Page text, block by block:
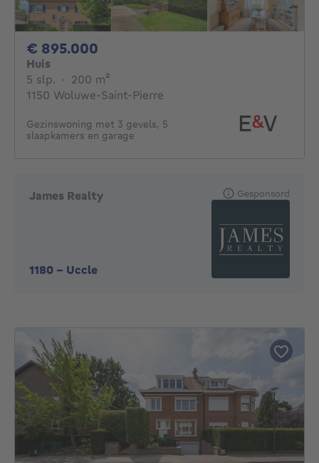
€ 895.000
Huis
5 slp. 5 slaapkamers
· 200 m²
1150 Woluwe-Saint-Pierre
Gezinswoning met 3 gevels, 5
slaapkamers en garage
James Realty
1180 - Uccle
Gesponsord